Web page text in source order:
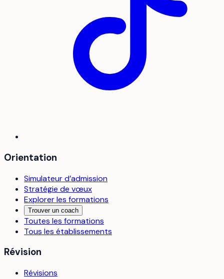
Orientation
Simulateur d’admission
Stratégie de vœux
Explorer les formations
Trouver un coach
Toutes les formations
Tous les établissements
Révision
Révisions